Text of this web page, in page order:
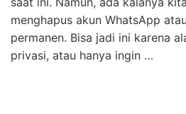
menghapus akun WhatsApp
permanen. Bisa jadi ini karena
privasi, atau hanya ingin …